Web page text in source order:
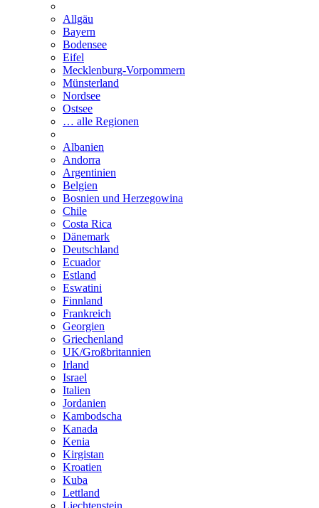
Allgäu
Bayern
Bodensee
Eifel
Mecklenburg-Vorpommern
Münsterland
Nordsee
Ostsee
… alle Regionen
Albanien
Andorra
Argentinien
Belgien
Bosnien und Herzegowina
Chile
Costa Rica
Dänemark
Deutschland
Ecuador
Estland
Eswatini
Finnland
Frankreich
Georgien
Griechenland
UK/Großbritannien
Irland
Israel
Italien
Jordanien
Kambodscha
Kanada
Kenia
Kirgistan
Kroatien
Kuba
Lettland
Liechtenstein